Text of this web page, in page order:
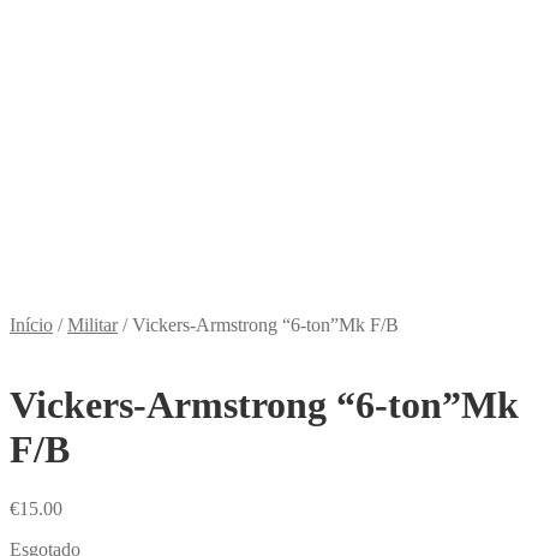
Início /Militar/Vickers-Armstrong “6-ton”Mk F/B
Vickers-Armstrong “6-ton”Mk
F/B
€15.00
Esgotado